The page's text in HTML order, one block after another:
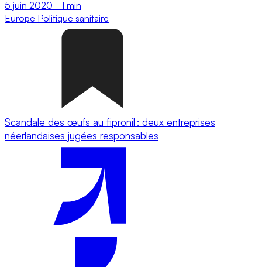
5 juin 2020 - 1 min
Europe Politique sanitaire
Scandale des œufs au fipronil : deux entreprises
néerlandaises jugées responsables